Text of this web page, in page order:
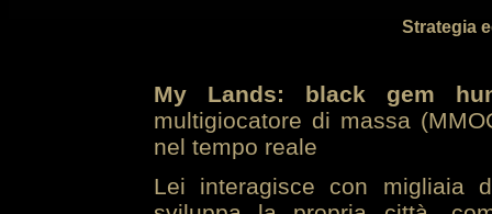
Strategia
My Lands: black gem
multigiocatore di massa
nel tempo reale
Lei interagisce con migliaia